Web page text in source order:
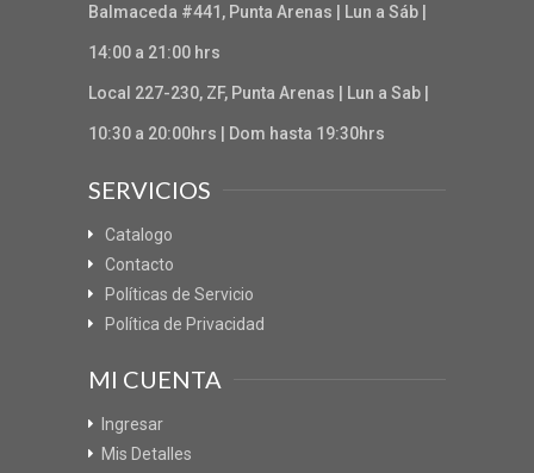
Balmaceda #441, Punta Arenas | Lun a Sáb |
14:00 a 21:00 hrs
Local 227-230, ZF, Punta Arenas | Lun a Sab |
10:30 a 20:00hrs | Dom hasta 19:30hrs
SERVICIOS
Catalogo
Contacto
Políticas de Servicio
Política de Privacidad
MI CUENTA
Ingresar
Mis Detalles